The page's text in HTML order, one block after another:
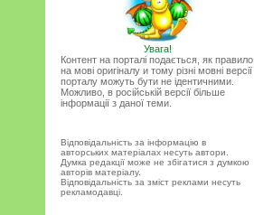
Увага!
Контент на порталі подається, як правило,
на мові оригіналу и тому різні мовні версії
порталу можуть бути не ідентичними.
Можливо, в російській версії більше
інформації з даної теми.
Відповідальність за інформацію в
авторських матеріалах несуть автори.
Думка редакції може не збігатися з думкою
авторів матеріалу.
Відповідальність за зміст реклами несуть
рекламодавці.